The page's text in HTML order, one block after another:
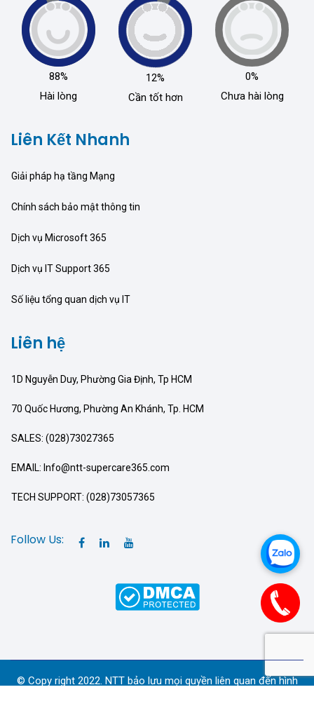
88%
Hài lòng
12%
Cần tốt hơn
0%
Chưa hài lòng
Liên Kết Nhanh
Giải pháp hạ tầng Mạng
Chính sách bảo mật thông tin
Dịch vụ Microsoft 365
Dịch vụ IT Support 365
Số liệu tổng quan dịch vụ IT
Liên hệ
1D Nguyễn Duy, Phường Gia Định, Tp HCM
70 Quốc Hương, Phường An Khánh, Tp. HCM
SALES: (028)73027365
EMAIL: Info@ntt-supercare365.com
TECH SUPPORT: (028)73057365
Follow Us:
© Copy right 2022. NTT bảo lưu mọi quyền liên quan đến hình